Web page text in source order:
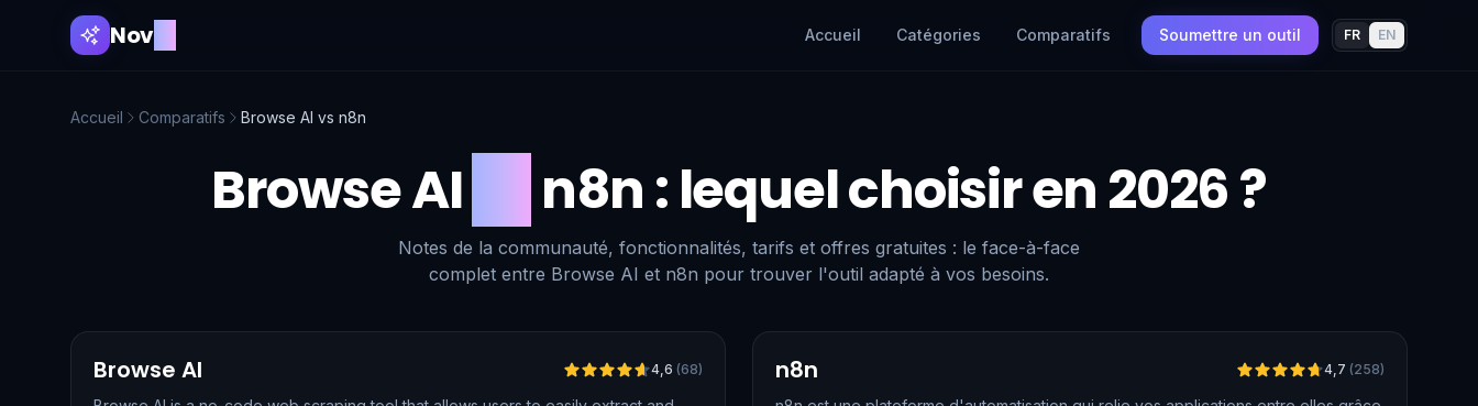
NovAI Accueil Catégories Comparatifs Soumettre un outil FR EN
Accueil Comparatifs Browse AI vs n8n
Browse AI n8n: lequel choisir en 2026 ?
Notes de la communauté, fonctionnalités, tarifs et offres gratuites : le face-à-face
complet entre Browse AI et n8n pour trouver l'outil adapté à vos besoins.
Browse AI 4,6 (68) n8n 4,7 (258)